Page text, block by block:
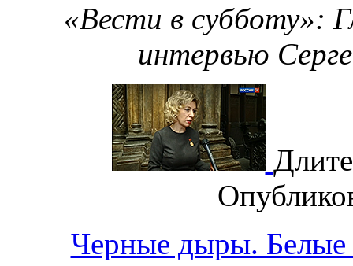
«Вести в субботу»:
интервью
Черные дыры. Белые